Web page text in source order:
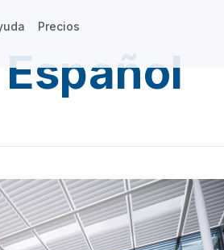
Precios
Español